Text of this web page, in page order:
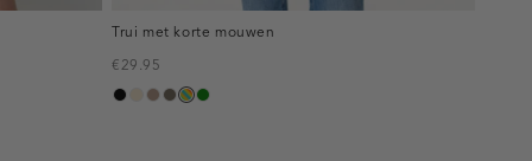
Trui met korte mouwen
€29.95
zwartchampagne
taupe,
bruin
meerkleurig
groen